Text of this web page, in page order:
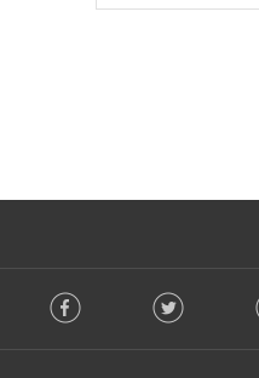
e
o Facebook Twitter